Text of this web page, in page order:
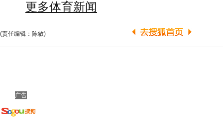
更多体育新闻
(责任编辑：陈敏)
广告